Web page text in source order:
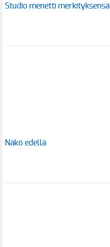
Studio menetti merkityksensä
Näkö edellä